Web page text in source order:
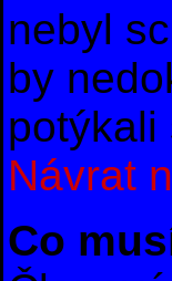
nebyl
by
potýkali
Návrat
Co